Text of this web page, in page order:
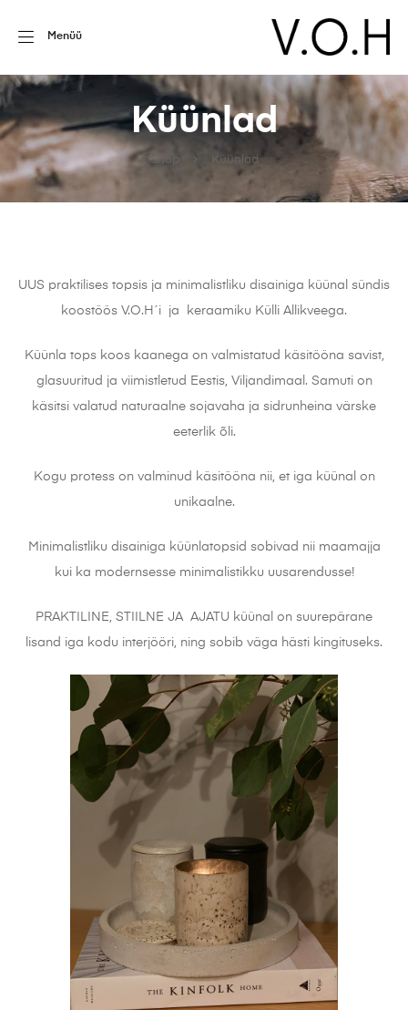
Menüü
Shop Küünlad
Küünlad
UUS praktilises topsis ja minimalistliku disainiga küünal sündis
koostöös V.O.H´i ja keraamiku Külli Allikveega.
Küünla tops koos kaanega on valmistatud käsitööna savist,
glasuuritud ja viimistletud Eestis, Viljandimaal. Samuti on
käsitsi valatud naturaalne sojavaha ja sidrunheina värske
eeterlik õli.
Kogu protess on valminud käsitööna nii, et iga küünal on
unikaalne.
Minimalistliku disainiga küünlatopsid sobivad nii maamajja
kui ka modernsesse minimalistikku uusarendusse!
PRAKTILINE, STIILNE JA AJATU küünal on suurepärane
lisand iga kodu interjööri, ning sobib väga hästi kingituseks.